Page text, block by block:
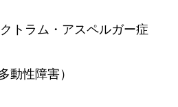
トラム・アスペルガー症
動性障害）